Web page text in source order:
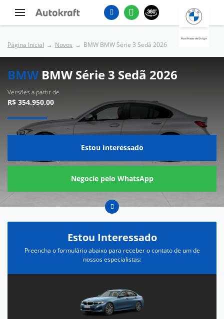
Puro Prazer de Dirigir
Página Inicial Novos BMW BMW Série 3 Sedã 2026
BMW BMW Série 3 Sedã 2026
Versões a partir de
R$ 354.950,00
Estou Interessado
Negocie pelo WhatsApp
Estou Interessado
Preencha o formulário abaixo para receber o contato de um de
nossos especialistas: